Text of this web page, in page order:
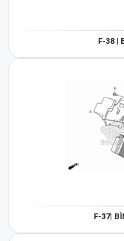
F-38 |
F-37|